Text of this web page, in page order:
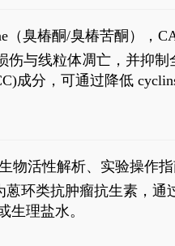
（臭椿酮/臭椿苦酮），
与线粒体凋亡，并抑
成分，可通过降低
性截断AR剪接变体(AR-
物活性解析、实验操作
蒽环类抗肿瘤抗生素，
生理盐水。